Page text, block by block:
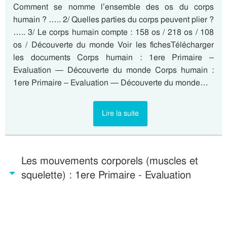
Comment se nomme l’ensemble des os du corps
humain ? ….. 2/ Quelles parties du corps peuvent plier ?
….. 3/ Le corps humain compte : 158 os / 218 os / 108
os / Découverte du monde Voir les fichesTélécharger
les documents Corps humain : 1ere Primaire –
Evaluation — Découverte du monde Corps humain :
1ere Primaire – Evaluation — Découverte du monde…
Lire la suite
Les mouvements corporels (muscles et
squelette) : 1ere Primaire - Evaluation